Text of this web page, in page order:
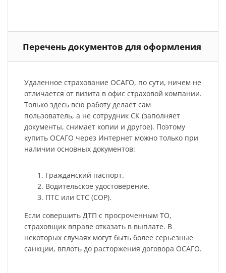
Перечень документов для оформления
Удаленное страхование ОСАГО, по сути, ничем не
отличается от визита в офис страховой компании.
Только здесь всю работу делает сам
пользователь, а не сотрудник СК (заполняет
документы, снимает копии и другое). Поэтому
купить ОСАГО через Интернет можно только при
наличии основных документов:
Гражданский паспорт.
Водительское удостоверение.
ПТС или СТС (СОР).
Если совершить ДТП с просроченным ТО,
страховщик вправе отказать в выплате. В
некоторых случаях могут быть более серьезные
санкции, вплоть до расторжения договора ОСАГО.